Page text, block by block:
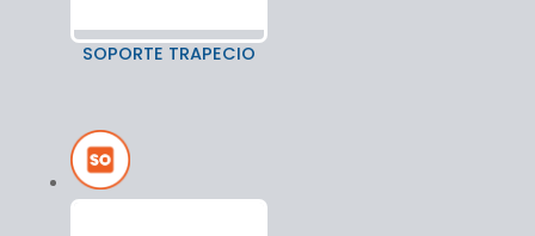
SOPORTE TRAPECIO